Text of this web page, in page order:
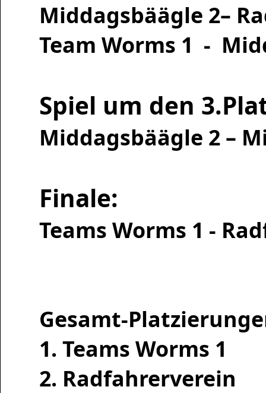
Middagsbäägle
Team Worms 1
Spiel um den
Middagsbäägle
Finale:
Teams Worms
Gesamt-
1. Teams Worms 1
2. Radfahrerverein